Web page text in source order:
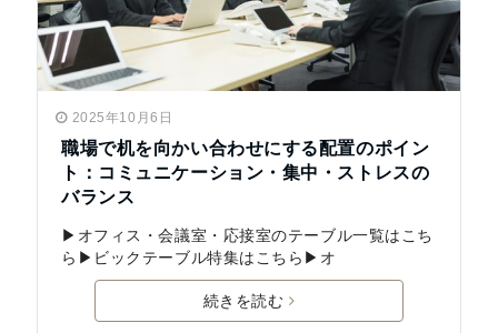
2025年10月6日
職場で机を向かい合わせにする配置のポイン
ト：コミュニケーション・集中・ストレスの
バランス
▶オフィス・会議室・応接室のテーブル一覧はこち
ら▶ビックテーブル特集はこちら▶オ
続きを読む